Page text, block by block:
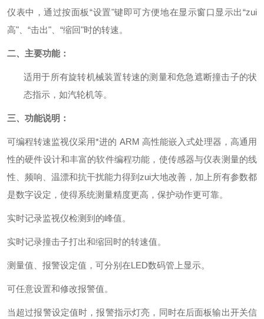
仪表中，通过按面板“设置"键即可方便地在显示窗口显示出“zui
高"、“击出"、“缩回"时的转速。
二、主要功能：
适用于所有旋转机械装置转速的测量和危急遮断撞击子的状
态指示，如汽轮机等。
三、功能说明：
可编程转速监视仪采用*进的 ARM 高性能嵌入式处理器，高通用
性的硬件设计和丰富的软件编程功能，使传感器与仪表测量的线
性、频响、温漂和抗干扰能力得到zui大地改善，加上所有参数都
是数字设定，使得系统测量精度更高，保护动作更可靠。
实时记录监视仪检测到的峰值。
实时记录撞击子打出和缩回时的转速值。
测量值、报警设定值，可分别在LED数码管上显示。
可任意设置和修改报警值。
当超过报警设定值时，报警指示灯亮，同时在后面板输出开关信